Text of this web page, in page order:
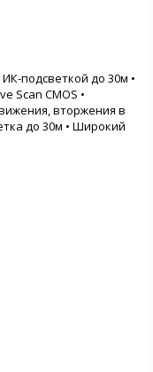
подсветкой до 30м •
Scan CMOS •
вторжения в
до 30м • Широкий